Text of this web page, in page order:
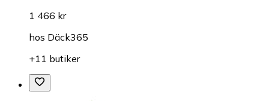
1 466 kr
hos Däck365
+11 butiker